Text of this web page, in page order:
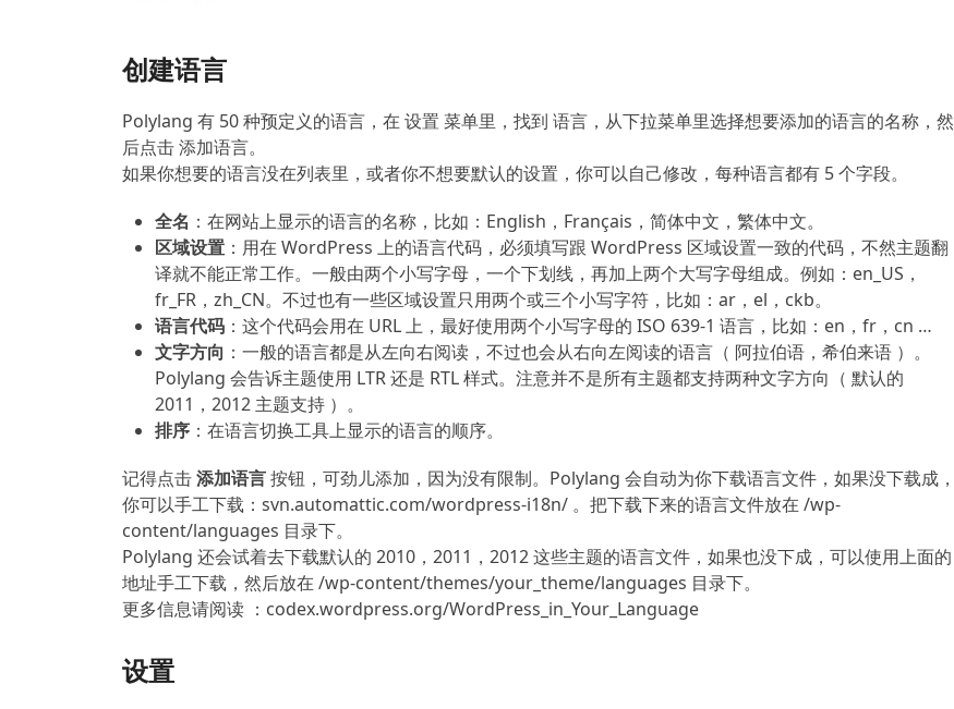
创建语言
Polylang 有 50 种预定义的语言，在 设置 菜单里，找到 语言，从下拉菜单里选择想要添加的语言的名称，然
后点击 添加语言。
如果你想要的语言没在列表里，或者你不想要默认的设置，你可以自己修改，每种语言都有 5 个字段。
全名 ：在网站上显示的语言的名称，比如：English，Français，简体中文，繁体中文。
区域设置 ：用在 WordPress 上的语言代码，必须填写跟 WordPress 区域设置一致的代码，不然主题翻
译就不能正常工作。一般由两个小写字母，一个下划线，再加上两个大写字母组成。例如：en_US，
fr_FR，zh_CN。不过也有一些区域设置只用两个或三个小写字符，比如：ar，el，ckb。
语言代码 ：这个代码会用在 URL 上，最好使用两个小写字母的 ISO 639-1 语言，比如：en，fr，cn …
文字方向 ：一般的语言都是从左向右阅读，不过也会从右向左阅读的语言（ 阿拉伯语，希伯来语 ）。
Polylang 会告诉主题使用 LTR 还是 RTL 样式。注意并不是所有主题都支持两种文字方向（ 默认的
2011，2012 主题支持 ）。
排序 ：在语言切换工具上显示的语言的顺序。
记得点击添加语言按钮，可劲儿添加，因为没有限制。Polylang 会自动为你下载语言文件，如果没下载成，
你可以手工下载：svn.automattic.com/wordpress-i18n/ 。把下载下来的语言文件放在 /wp-
content/languages 目录下。
Polylang 还会试着去下载默认的 2010，2011，2012 这些主题的语言文件，如果也没下成，可以使用上面的
地址手工下载，然后放在 /wp-content/themes/your_theme/languages 目录下。
更多信息请阅读 ：codex.wordpress.org/WordPress_in_Your_Language
设置